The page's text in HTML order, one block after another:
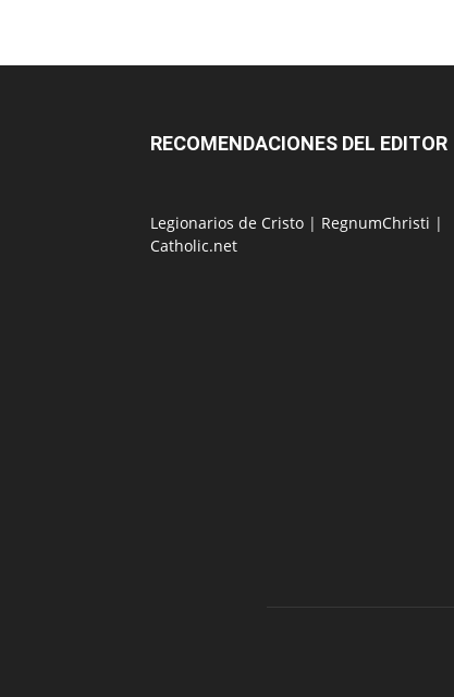
RECOMENDACIONES DEL EDITOR
Legionarios de Cristo | RegnumChristi |
Catholic.net